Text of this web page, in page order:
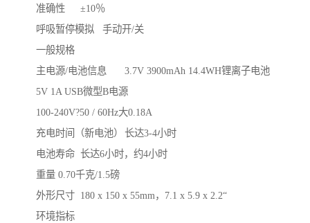
准确性	±10％
呼吸暂停模拟	手动开/关
一般规格
主电源/电池信息	3.7V 3900mAh 14.4WH锂离子电池
5V 1A USB微型B电源
100-240V?50 / 60Hz大0.18A
充电时间（新电池）	长达3-4小时
电池寿命	长达6小时，约4小时
重量	0.70千克/1.5磅
外形尺寸	180 x 150 x 55mm，7.1 x 5.9 x 2.2“
环境指标